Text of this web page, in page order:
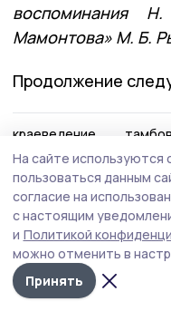
воспоминания
Мамонтова» М. Б.
Продолжение
краеведение тамбов
Автор: Марина
Издания МО
Тамбовской области
На сайте используются
пользоваться данным
согласие на
с настоящим
и Политикой
можно отменить в
Принять